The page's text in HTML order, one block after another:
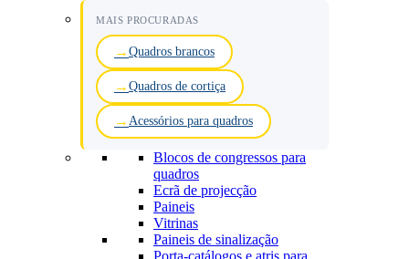
MAIS PROCURADAS
Quadros brancos
Quadros de cortiça
Acessórios para quadros
Blocos de congressos para
quadros
Ecrã de projecção
Paineis
Vitrinas
Paineis de sinalização
Porta-catálogos e atris para